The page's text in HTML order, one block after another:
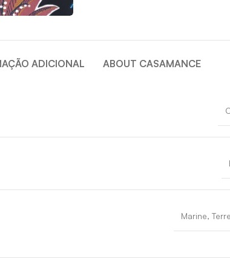
ADICIONAL ABOUT CASAMANCE
Marine,